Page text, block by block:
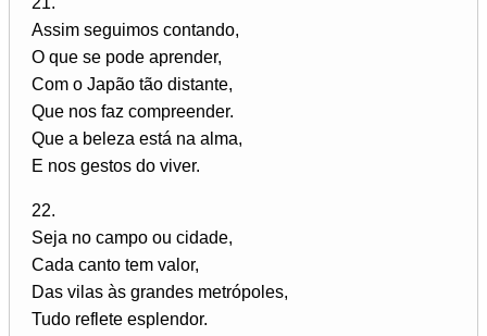
Assim seguimos contando,
O que se pode aprender,
Com o Japão tão distante,
Que nos faz compreender.
Que a beleza está na alma,
E nos gestos do viver.
22.
Seja no campo ou cidade,
Cada canto tem valor,
Das vilas às grandes metrópoles,
Tudo reflete esplendor.